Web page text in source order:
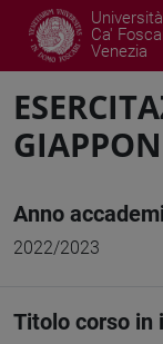
Università
Ca'
Venezia
Anno
2022/2023
Titolo corso in